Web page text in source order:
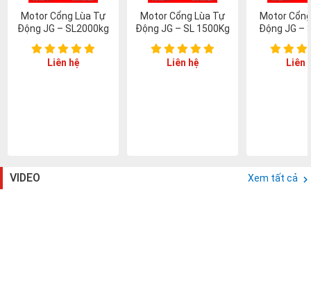
Motor Cổng Lùa Tự
Động JG – SL2000kg
Liên hệ
Motor Cổng Lùa Tự
Động JG – SL 1500Kg
Liên hệ
Motor
Động JG –
Liên
VIDEO Xem tất cả